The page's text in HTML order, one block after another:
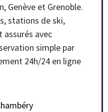
Genève et Grenoble.
stations de ski,
assurés avec
simple par
24h/24 en ligne